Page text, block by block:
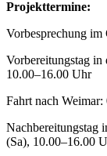
Projekttermine:
Vorbesprechung
Vorbereitungstag in
10.00–16.00 Uhr
Fahrt nach
Nachbereitungstag
(Sa), 10.00–16.00